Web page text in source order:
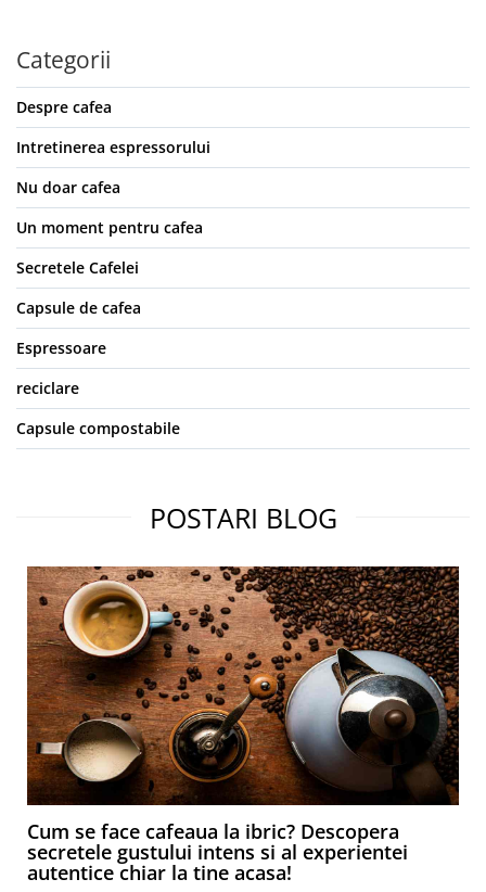
Categorii
Despre cafea
Intretinerea espressorului
Nu doar cafea
Un moment pentru cafea
Secretele Cafelei
Capsule de cafea
Espressoare
reciclare
Capsule compostabile
POSTARI BLOG
Cum se face cafeaua la ibric? Descopera
secretele gustului intens si al experientei
autentice chiar la tine acasa!